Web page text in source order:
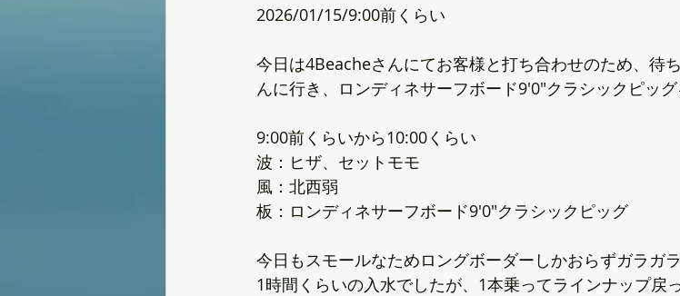
2026/01/15/9:00前くらい
今日は4Beacheさんにてお客様と打ち合わせのため、待
んに行き、ロンディネサーフボード9'0"クラシックピッグ
9:00前くらいから10:00くらい
波：ヒザ、セットモモ
風：北西弱
板：ロンディネサーフボード9'0"クラシックピッグ
今日もスモールなためロングボーダーしかおらずガラガラ
1時間くらいの入水でしたが、1本乗ってラインナップ戻